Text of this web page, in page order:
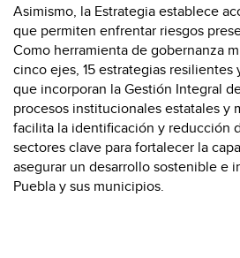
Asimismo, la Estrategia establece
que permiten enfrentar riesgos
Como herramienta de gobernanza
cinco ejes, 15 estrategias resilientes
que incorporan la Gestión Integral
procesos institucionales estatales y
facilita la identificación y reducción
sectores clave para fortalecer la
asegurar un desarrollo sostenible e
Puebla y sus municipios.